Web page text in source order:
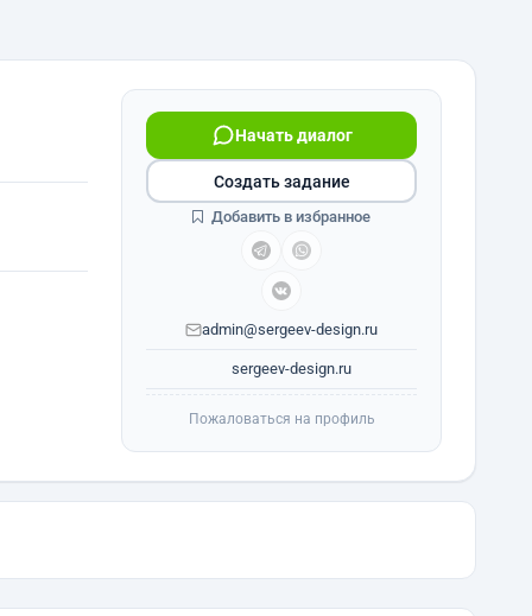
Начать диалог
admin@sergeev-design.ru
sergeev-design.ru
Создать задание
Добавить в избранное
Пожаловаться на профиль